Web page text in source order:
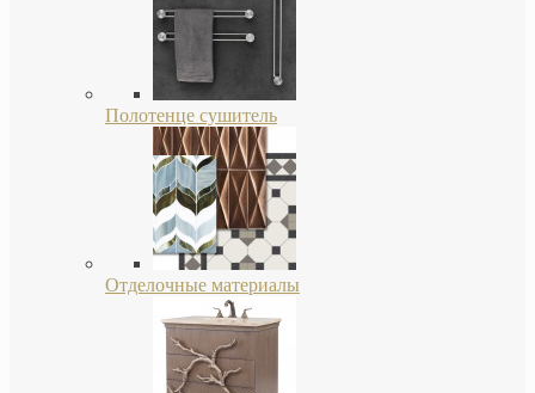
Полотенце сушитель
Отделочные материалы